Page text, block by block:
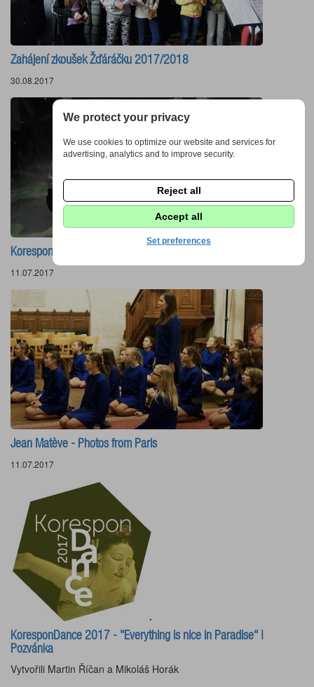
Zahájení zkoušek Žďáráčku 2017/2018
30.08.2017
KoresponDance 2017 foto z vystoupení 7. a 8.7. 2017
11.07.2017
Jean Matève - Photos from Paris
11.07.2017
KoresponDance 2017 - "Everything is nice in Paradise" |
Pozvánka
Vytvořili Martin Říčan a Mikoláš Horák
We protect your privacy
We use cookies to optimize our website and services for
advertising, analytics and to improve security.
Reject all
Accept all
Set preferences